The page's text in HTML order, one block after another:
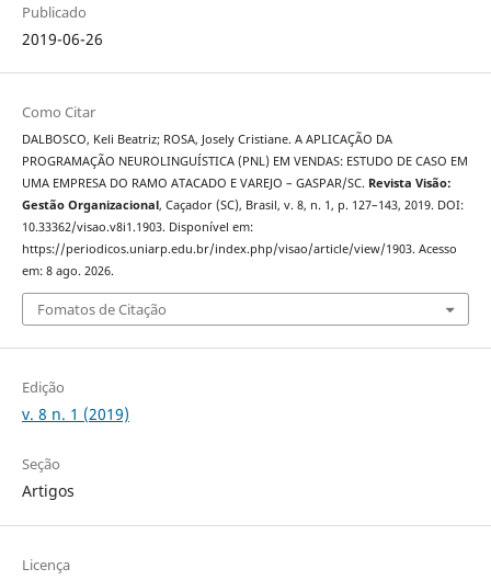
Publicado
2019-06-26
Como Citar
DALBOSCO, Keli Beatriz; ROSA, Josely Cristiane. A APLICAÇÃO DA
PROGRAMAÇÃO NEUROLINGUÍSTICA (PNL) EM VENDAS: ESTUDO DE CASO EM
UMA EMPRESA DO RAMO ATACADO E VAREJO – GASPAR/SC. Revista Visão:
Gestão Organizacional, Caçador (SC), Brasil, v. 8, n. 1, p. 127–143, 2019. DOI:
10.33362/visao.v8i1.1903. Disponível em:
https://periodicos.uniarp.edu.br/index.php/visao/article/view/1903. Acesso
em: 8 ago. 2026.
Fomatos de Citação
Edição
v. 8 n. 1 (2019)
Seção
Artigos
Licença